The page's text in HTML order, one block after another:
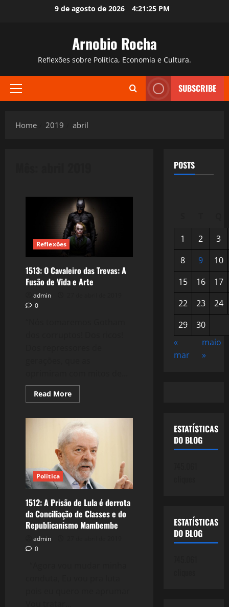
9 de agosto de 2026 4:21:26 PM
Arnobio Rocha
Reflexões sobre Política, Economia e Cultura.
Primary
SUBSCRIBE
Home 2019 abril
Reflexões
1513: O Cavaleiro das Trevas: A
Fusão de Vida e Arte
admin
0
Read MoreRead
more
O
Cavaleiro
das
Trevas:
A
Fusão
de
Vida
e
Arte
Política
1512: A Prisão de Lula é derrota
da Conciliação de Classes e do
Republicanismo Mambembe
admin
0
POSTS
1
2
3
8
9
10
15
16
17
22
23
24
29
30
«
mar
maio
»
ESTATÍSTICAS
DO BLOG
ESTATÍSTICAS
DO BLOG